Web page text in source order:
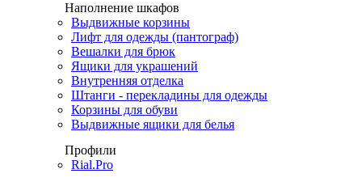
Наполнение шкафов
Выдвижные корзины
Лифт для одежды (пантограф)
Вешалки для брюк
Ящики для украшений
Внутренняя отделка
Штанги - перекладины для одежды
Корзины для обуви
Выдвижные ящики для белья
Профили
Rial.Pro